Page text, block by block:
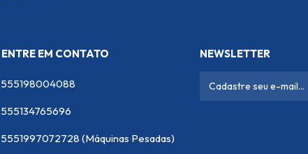
ENTRE EM CONTATO
555198004088
555134765696
NEWSLETTER